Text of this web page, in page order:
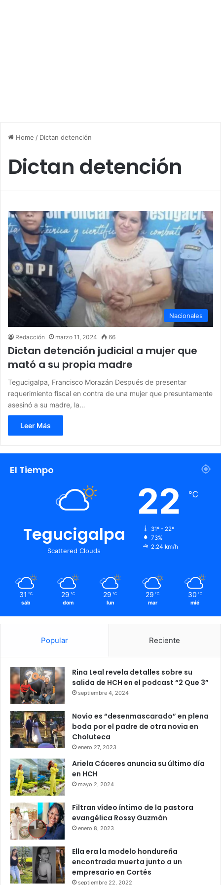
Home / Dictan detención
Dictan detención
Nacionales
Redacción marzo 11, 2024 66
Dictan detención judicial a mujer que
mató a su propia madre
Tegucigalpa, Francisco Morazán Después de presentar
requerimiento fiscal en contra de una mujer que presuntamente
asesinó a su madre, la…
Leer Más
El Tiempo
Tegucigalpa
Scattered Clouds
22 ℃
31º - 22º
73%
2.24 km/h
31 ℃
sáb
29 ℃
dom
29 ℃
lun
29 ℃
mar
30 ℃
mié
Popular Reciente
Rina Leal revela detalles sobre su
salida de HCH en el podcast “2 Que 3”
septiembre 4, 2024
Novio es “desenmascarado” en plena
boda por el padre de otra novia en
Choluteca
enero 27, 2023
Ariela Cáceres anuncia su último día
en HCH
mayo 2, 2024
Filtran vídeo íntimo de la pastora
evangélica Rossy Guzmán
enero 8, 2023
Ella era la modelo hondureña
encontrada muerta junto a un
empresario en Cortés
septiembre 22, 2022